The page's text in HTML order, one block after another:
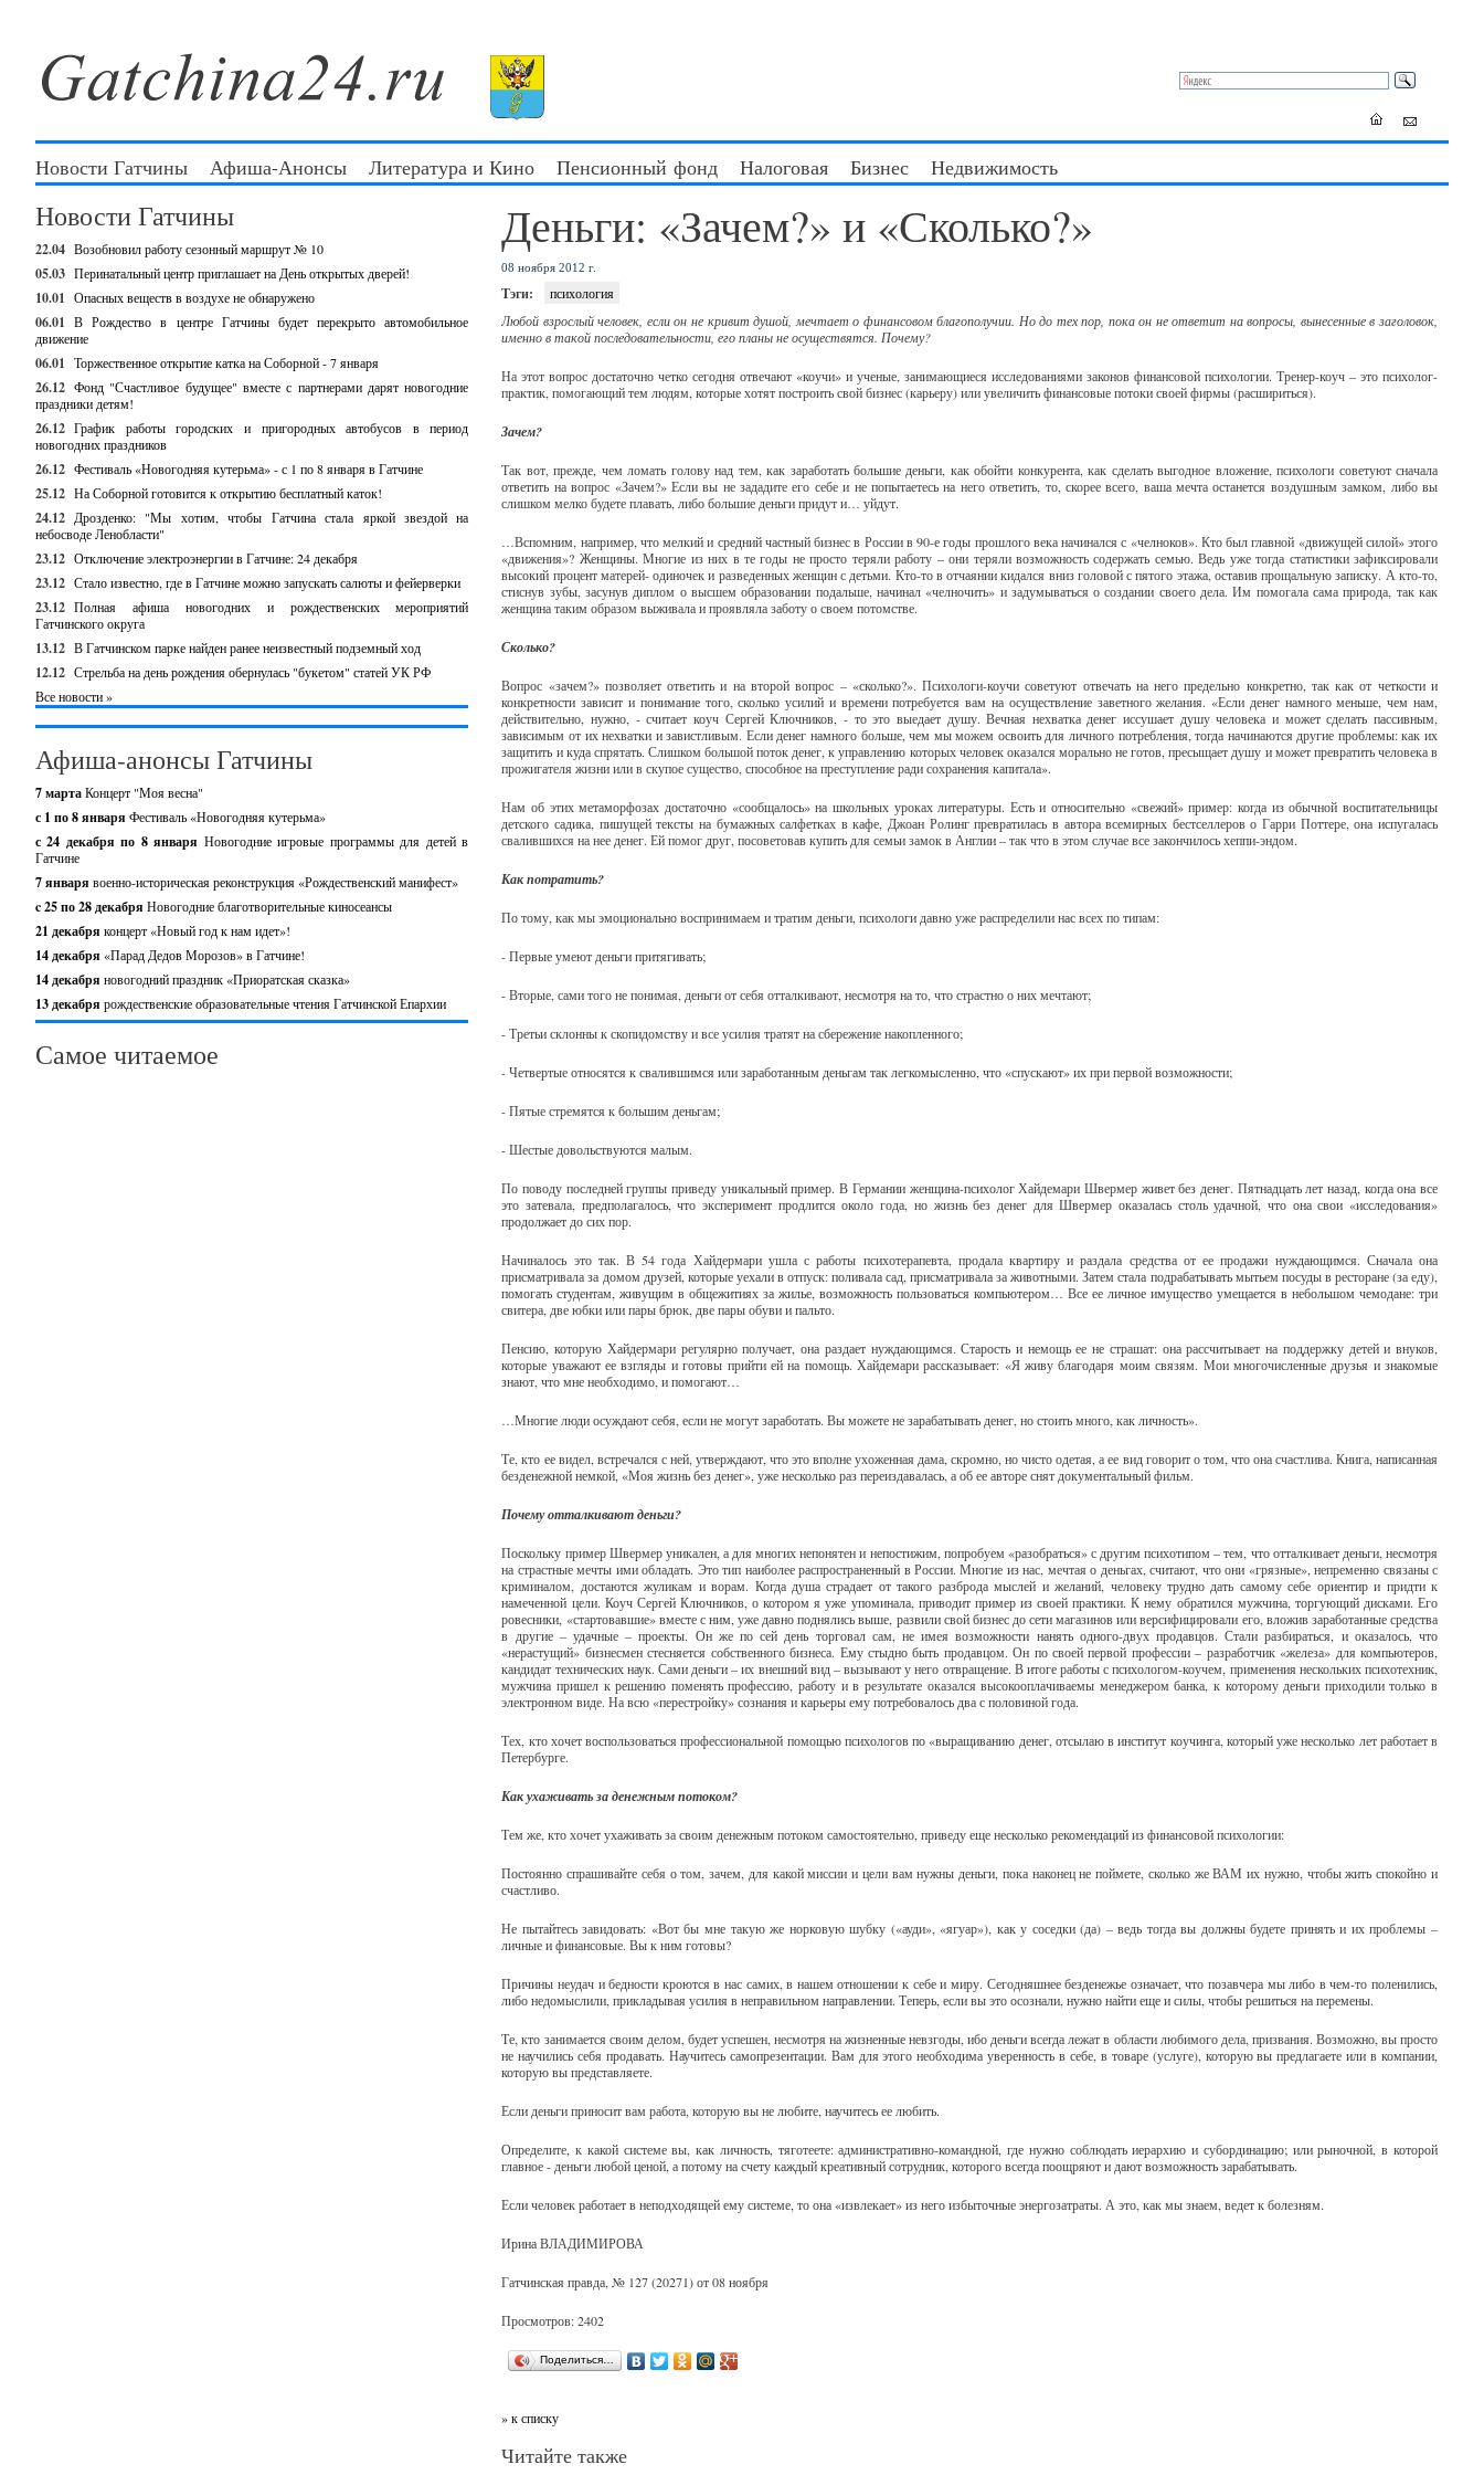
Новости Гатчины Афиша-Анонсы Литература и Кино Пенсионный фонд Налоговая Бизнес Недвижимость
Новости Гатчины
22.04 Возобновил работу сезонный маршрут № 10
05.03 Перинатальный центр приглашает на День открытых дверей!
10.01 Опасных веществ в воздухе не обнаружено
06.01 В Рождество в центре Гатчины будет перекрыто автомобильное
движение
06.01 Торжественное открытие катка на Соборной - 7 января
26.12 Фонд "Счастливое будущее" вместе с партнерами дарят новогодние
праздники детям!
26.12 График работы городских и пригородных автобусов в период
новогодних праздников
26.12 Фестиваль «Новогодняя кутерьма» - с 1 по 8 января в Гатчине
25.12 На Соборной готовится к открытию бесплатный каток!
24.12 Дрозденко: "Мы хотим, чтобы Гатчина стала яркой звездой на
небосводе Ленобласти"
23.12 Отключение электроэнергии в Гатчине: 24 декабря
23.12 Стало известно, где в Гатчине можно запускать салюты и фейерверки
23.12 Полная афиша новогодних и рождественских мероприятий
Гатчинского округа
13.12 В Гатчинском парке найден ранее неизвестный подземный ход
12.12 Стрельба на день рождения обернулась "букетом" статей УК РФ
Все новости »
Афиша-анонсы Гатчины
7 мартаКонцерт "Моя весна"
с 1 по 8 января Фестиваль «Новогодняя кутерьма»
с 24 декабря по 8 января Новогодние игровые программы для детей в
Гатчине
7 января военно-историческая реконструкция «Рождественский манифест»
c 25 по 28 декабря Новогодние благотворительные киносеансы
21 декабря концерт «Новый год к нам идет»!
14 декабря «Парад Дедов Морозов» в Гатчине!
14 декабря новогодний праздник «Приоратская сказка»
13 декабря рождественские образовательные чтения Гатчинской Епархии
Самое читаемое
Деньги: «Зачем?» и «Сколько?»
08 ноября 2012 г.
Тэги:
психология
Любой взрослый человек, если он не кривит душой, мечтает о финансовом благополучии. Но до тех пор, пока он не ответит на вопросы, вынесенные в заголовок,
именно в такой последовательности, его планы не осуществятся. Почему?
На этот вопрос достаточно четко сегодня отвечают «коучи» и ученые, занимающиеся исследованиями законов финансовой психологии. Тренер-коуч – это психолог-
практик, помогающий тем людям, которые хотят построить свой бизнес (карьеру) или увеличить финансовые потоки своей фирмы (расшириться).
Зачем?
Так вот, прежде, чем ломать голову над тем, как заработать большие деньги, как обойти конкурента, как сделать выгодное вложение, психологи советуют сначала
ответить на вопрос «Зачем?» Если вы не зададите его себе и не попытаетесь на него ответить, то, скорее всего, ваша мечта останется воздушным замком, либо вы
слишком мелко будете плавать, либо большие деньги придут и… уйдут.
…Вспомним, например, что мелкий и средний частный бизнес в России в 90-е годы прошлого века начинался с «челноков». Кто был главной «движущей силой» этого
«движения»? Женщины. Многие из них в те годы не просто теряли работу – они теряли возможность содержать семью. Ведь уже тогда статистики зафиксировали
высокий процент матерей- одиночек и разведенных женщин с детьми. Кто-то в отчаянии кидался вниз головой с пятого этажа, оставив прощальную записку. А кто-то,
стиснув зубы, засунув диплом о высшем образовании подальше, начинал «челночить» и задумываться о создании своего дела. Им помогала сама природа, так как
женщина таким образом выживала и проявляла заботу о своем потомстве.
Сколько?
Вопрос «зачем?» позволяет ответить и на второй вопрос – «сколько?». Психологи-коучи советуют отвечать на него предельно конкретно, так как от четкости и
конкретности зависит и понимание того, сколько усилий и времени потребуется вам на осуществление заветного желания. «Если денег намного меньше, чем нам,
действительно, нужно, - считает коуч Сергей Ключников, - то это выедает душу. Вечная нехватка денег иссушает душу человека и может сделать пассивным,
зависимым от их нехватки и завистливым. Если денег намного больше, чем мы можем освоить для личного потребления, тогда начинаются другие проблемы: как их
защитить и куда спрятать. Слишком большой поток денег, к управлению которых человек оказался морально не готов, пресыщает душу и может превратить человека в
прожигателя жизни или в скупое существо, способное на преступление ради сохранения капитала».
Нам об этих метаморфозах достаточно «сообщалось» на школьных уроках литературы. Есть и относительно «свежий» пример: когда из обычной воспитательницы
детского садика, пишущей тексты на бумажных салфетках в кафе, Джоан Ролинг превратилась в автора всемирных бестселлеров о Гарри Поттере, она испугалась
свалившихся на нее денег. Ей помог друг, посоветовав купить для семьи замок в Англии – так что в этом случае все закончилось хеппи-эндом.
Как потратить?
По тому, как мы эмоционально воспринимаем и тратим деньги, психологи давно уже распределили нас всех по типам:
- Первые умеют деньги притягивать;
- Вторые, сами того не понимая, деньги от себя отталкивают, несмотря на то, что страстно о них мечтают;
- Третьи склонны к скопидомству и все усилия тратят на сбережение накопленного;
- Четвертые относятся к свалившимся или заработанным деньгам так легкомысленно, что «спускают» их при первой возможности;
- Пятые стремятся к большим деньгам;
- Шестые довольствуются малым.
По поводу последней группы приведу уникальный пример. В Германии женщина-психолог Хайдемари Швермер живет без денег. Пятнадцать лет назад, когда она все
это затевала, предполагалось, что эксперимент продлится около года, но жизнь без денег для Швермер оказалась столь удачной, что она свои «исследования»
продолжает до сих пор.
Начиналось это так. В 54 года Хайдермари ушла с работы психотерапевта, продала квартиру и раздала средства от ее продажи нуждающимся. Сначала она
присматривала за домом друзей, которые уехали в отпуск: поливала сад, присматривала за животными. Затем стала подрабатывать мытьем посуды в ресторане (за еду),
помогать студентам, живущим в общежитиях за жилье, возможность пользоваться компьютером… Все ее личное имущество умещается в небольшом чемодане: три
свитера, две юбки или пары брюк, две пары обуви и пальто.
Пенсию, которую Хайдермари регулярно получает, она раздает нуждающимся. Старость и немощь ее не страшат: она рассчитывает на поддержку детей и внуков,
которые уважают ее взгляды и готовы прийти ей на помощь. Хайдемари рассказывает: «Я живу благодаря моим связям. Мои многочисленные друзья и знакомые
знают, что мне необходимо, и помогают…
…Многие люди осуждают себя, если не могут заработать. Вы можете не зарабатывать денег, но стоить много, как личность».
Те, кто ее видел, встречался с ней, утверждают, что это вполне ухоженная дама, скромно, но чисто одетая, а ее вид говорит о том, что она счастлива. Книга, написанная
безденежной немкой, «Моя жизнь без денег», уже несколько раз переиздавалась, а об ее авторе снят документальный фильм.
Почему отталкивают деньги?
Поскольку пример Швермер уникален, а для многих непонятен и непостижим, попробуем «разобраться» с другим психотипом – тем, что отталкивает деньги, несмотря
на страстные мечты ими обладать. Это тип наиболее распространенный в России. Многие из нас, мечтая о деньгах, считают, что они «грязные», непременно связаны с
криминалом, достаются жуликам и ворам. Когда душа страдает от такого разброда мыслей и желаний, человеку трудно дать самому себе ориентир и придти к
намеченной цели. Коуч Сергей Ключников, о котором я уже упоминала, приводит пример из своей практики. К нему обратился мужчина, торгующий дисками. Его
ровесники, «стартовавшие» вместе с ним, уже давно поднялись выше, развили свой бизнес до сети магазинов или версифицировали его, вложив заработанные средства
в другие – удачные – проекты. Он же по сей день торговал сам, не имея возможности нанять одного-двух продавцов. Стали разбираться, и оказалось, что
«нерастущий» бизнесмен стесняется собственного бизнеса. Ему стыдно быть продавцом. Он по своей первой профессии – разработчик «железа» для компьютеров,
кандидат технических наук. Сами деньги – их внешний вид – вызывают у него отвращение. В итоге работы с психологом-коучем, применения нескольких психотехник,
мужчина пришел к решению поменять профессию, работу и в результате оказался высокооплачиваемы менеджером банка, к которому деньги приходили только в
электронном виде. На всю «перестройку» сознания и карьеры ему потребовалось два с половиной года.
Тех, кто хочет воспользоваться профессиональной помощью психологов по «выращиванию денег, отсылаю в институт коучинга, который уже несколько лет работает в
Петербурге.
Как ухаживать за денежным потоком?
Тем же, кто хочет ухаживать за своим денежным потоком самостоятельно, приведу еще несколько рекомендаций из финансовой психологии:
Постоянно спрашивайте себя о том, зачем, для какой миссии и цели вам нужны деньги, пока наконец не поймете, сколько же ВАМ их нужно, чтобы жить спокойно и
счастливо.
Не пытайтесь завидовать: «Вот бы мне такую же норковую шубку («ауди», «ягуар»), как у соседки (да) – ведь тогда вы должны будете принять и их проблемы –
личные и финансовые. Вы к ним готовы?
Причины неудач и бедности кроются в нас самих, в нашем отношении к себе и миру. Сегодняшнее безденежье означает, что позавчера мы либо в чем-то поленились,
либо недомыслили, прикладывая усилия в неправильном направлении. Теперь, если вы это осознали, нужно найти еще и силы, чтобы решиться на перемены.
Те, кто занимается своим делом, будет успешен, несмотря на жизненные невзгоды, ибо деньги всегда лежат в области любимого дела, призвания. Возможно, вы просто
не научились себя продавать. Научитесь самопрезентации. Вам для этого необходима уверенность в себе, в товаре (услуге), которую вы предлагаете или в компании,
которую вы представляете.
Если деньги приносит вам работа, которую вы не любите, научитесь ее любить.
Определите, к какой системе вы, как личность, тяготеете: административно-командной, где нужно соблюдать иерархию и субординацию; или рыночной, в которой
главное - деньги любой ценой, а потому на счету каждый креативный сотрудник, которого всегда поощряют и дают возможность зарабатывать.
Если человек работает в неподходящей ему системе, то она «извлекает» из него избыточные энергозатраты. А это, как мы знаем, ведет к болезням.
Ирина ВЛАДИМИРОВА
Гатчинская правда, № 127 (20271) от 08 ноября
Просмотров: 2402
Поделиться…
» к списку
Читайте также